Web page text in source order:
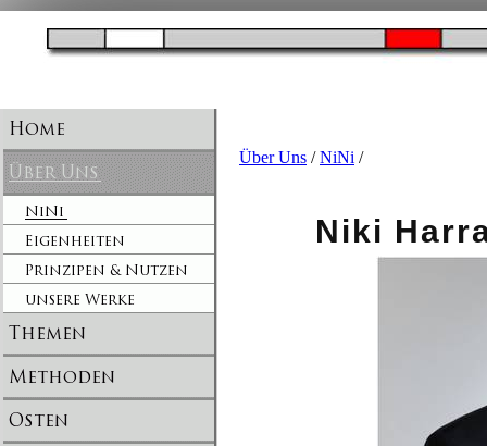
Über Uns /NiNi /
Niki